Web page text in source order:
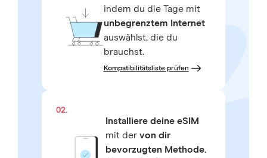
indem du die Tage mit
unbegrenztem Internet
auswählst, die du
brauchst.
Kompatibilitätsliste prüfen
02.
Installiere deine eSIM
mit der von dir
bevorzugten Methode.